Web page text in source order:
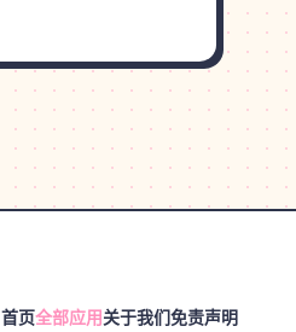
首页全部应用关于我们免责声明